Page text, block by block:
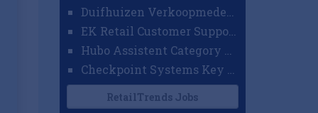
EK Retail Customer Support Omnichannel
RetailTrends Jobs